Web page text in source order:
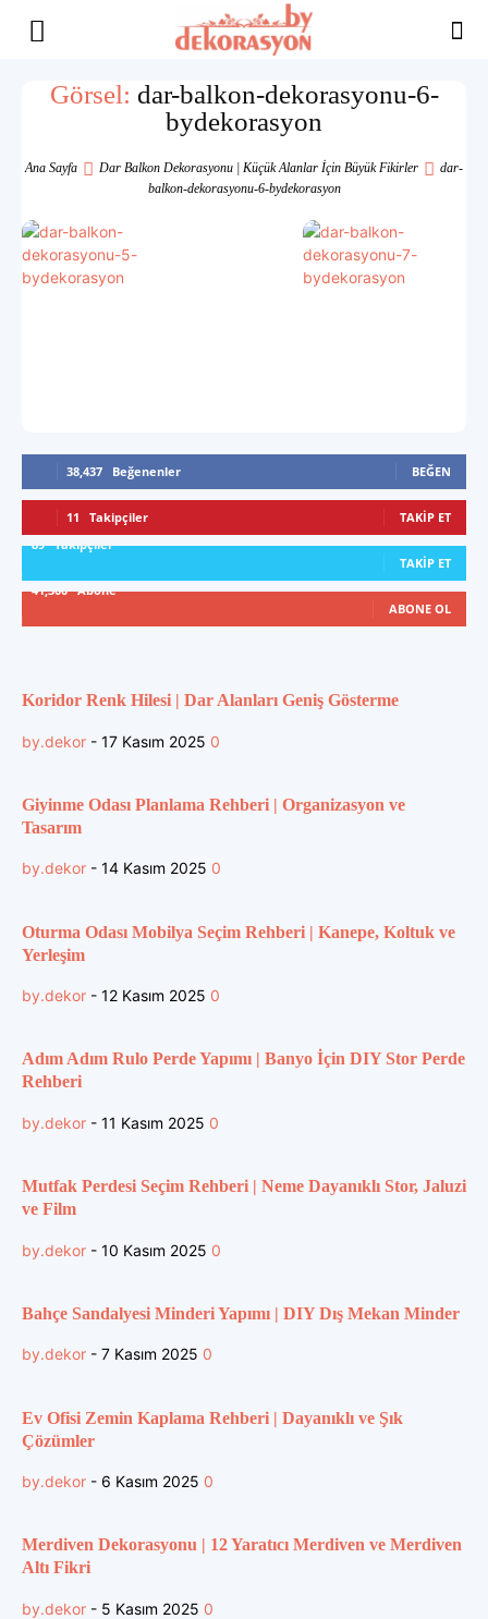
Yaşam
İlham
Görsel: dar-balkon-dekorasyonu-6-
bydekorasyon
Ana Sayfa Dar Balkon Dekorasyonu | Küçük Alanlar İçin Büyük Fikirler
dar-
balkon-dekorasyonu-6-bydekorasyon
38,437 Beğenenler BEĞEN
11 Takipçiler
TAKIP ET
89 Takipçiler
TAKIP ET
41,300 Abone
ABONE OL
Koridor Renk Hilesi | Dar Alanları Geniş Gösterme
by.dekor - 17 Kasım 2025 0
Giyinme Odası Planlama Rehberi | Organizasyon ve
Tasarım
by.dekor - 14 Kasım 2025 0
Oturma Odası Mobilya Seçim Rehberi | Kanepe, Koltuk ve
Yerleşim
by.dekor - 12 Kasım 2025 0
Adım Adım Rulo Perde Yapımı | Banyo İçin DIY Stor Perde
Rehberi
by.dekor - 11 Kasım 2025 0
Mutfak Perdesi Seçim Rehberi | Neme Dayanıklı Stor, Jaluzi
ve Film
by.dekor - 10 Kasım 2025 0
Bahçe Sandalyesi Minderi Yapımı | DIY Dış Mekan Minder
by.dekor - 7 Kasım 2025 0
Ev Ofisi Zemin Kaplama Rehberi | Dayanıklı ve Şık
Çözümler
by.dekor - 6 Kasım 2025 0
Merdiven Dekorasyonu | 12 Yaratıcı Merdiven ve Merdiven
Altı Fikri
by.dekor - 5 Kasım 2025 0